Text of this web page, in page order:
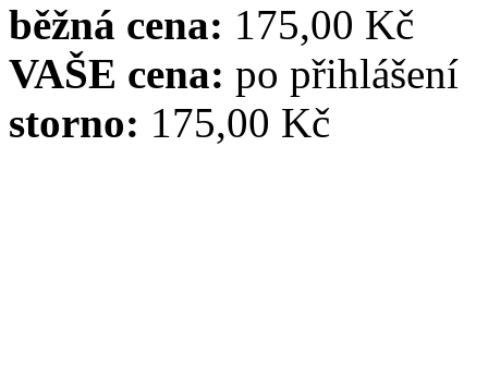
běžná cena: 175,00 Kč
VAŠE cena: po přihlášení
storno: 175,00 Kč